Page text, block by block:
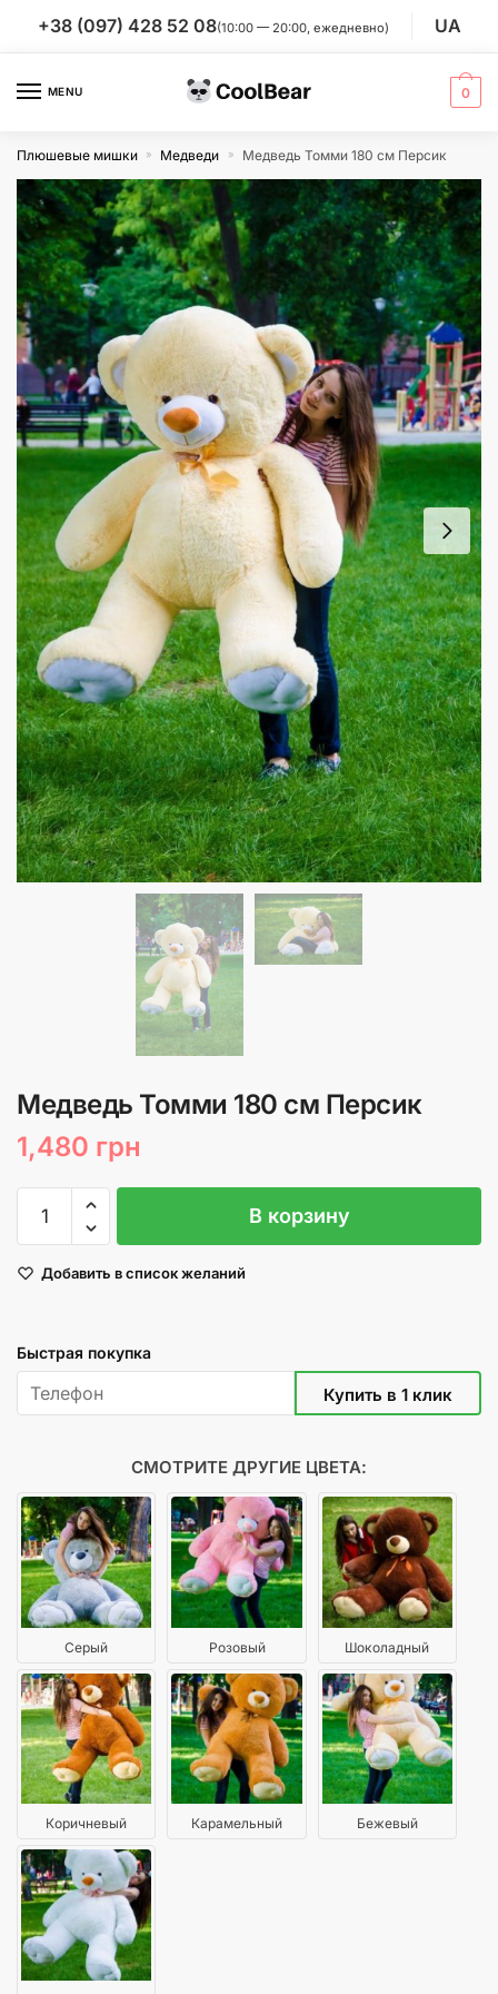
+38 (097) 428 52 08(10:00 — 20:00, ежедневно) UA
MENU 0
Плюшевые мишки » Медведи » Медведь Томми 180 см Персик
Медведь Томми 180 см Персик
1,480 грн
Количество
товара
Томми
Персик
В корзину
Добавить в список желаний
Быстрая покупка
СМОТРИТЕ ДРУГИЕ ЦВЕТА:
Серый Розовый Шоколадный
Коричневый Карамельный Бежевый